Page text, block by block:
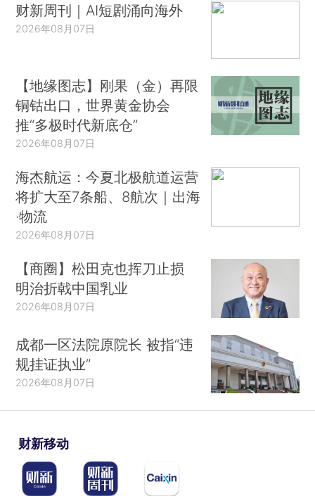
财新周刊｜AI短剧涌向海外
2026年08月07日
【地缘图志】刚果（金）再限
铜钴出口，世界黄金协会
推“多极时代新底仓”
2026年08月07日
海杰航运：今夏北极航道运营
将扩大至7条船、8航次｜出海
·物流
2026年08月07日
【商圈】松田克也挥刀止损
明治折戟中国乳业
2026年08月07日
成都一区法院原院长 被指“违
规挂证执业”
2026年08月07日
财新移动